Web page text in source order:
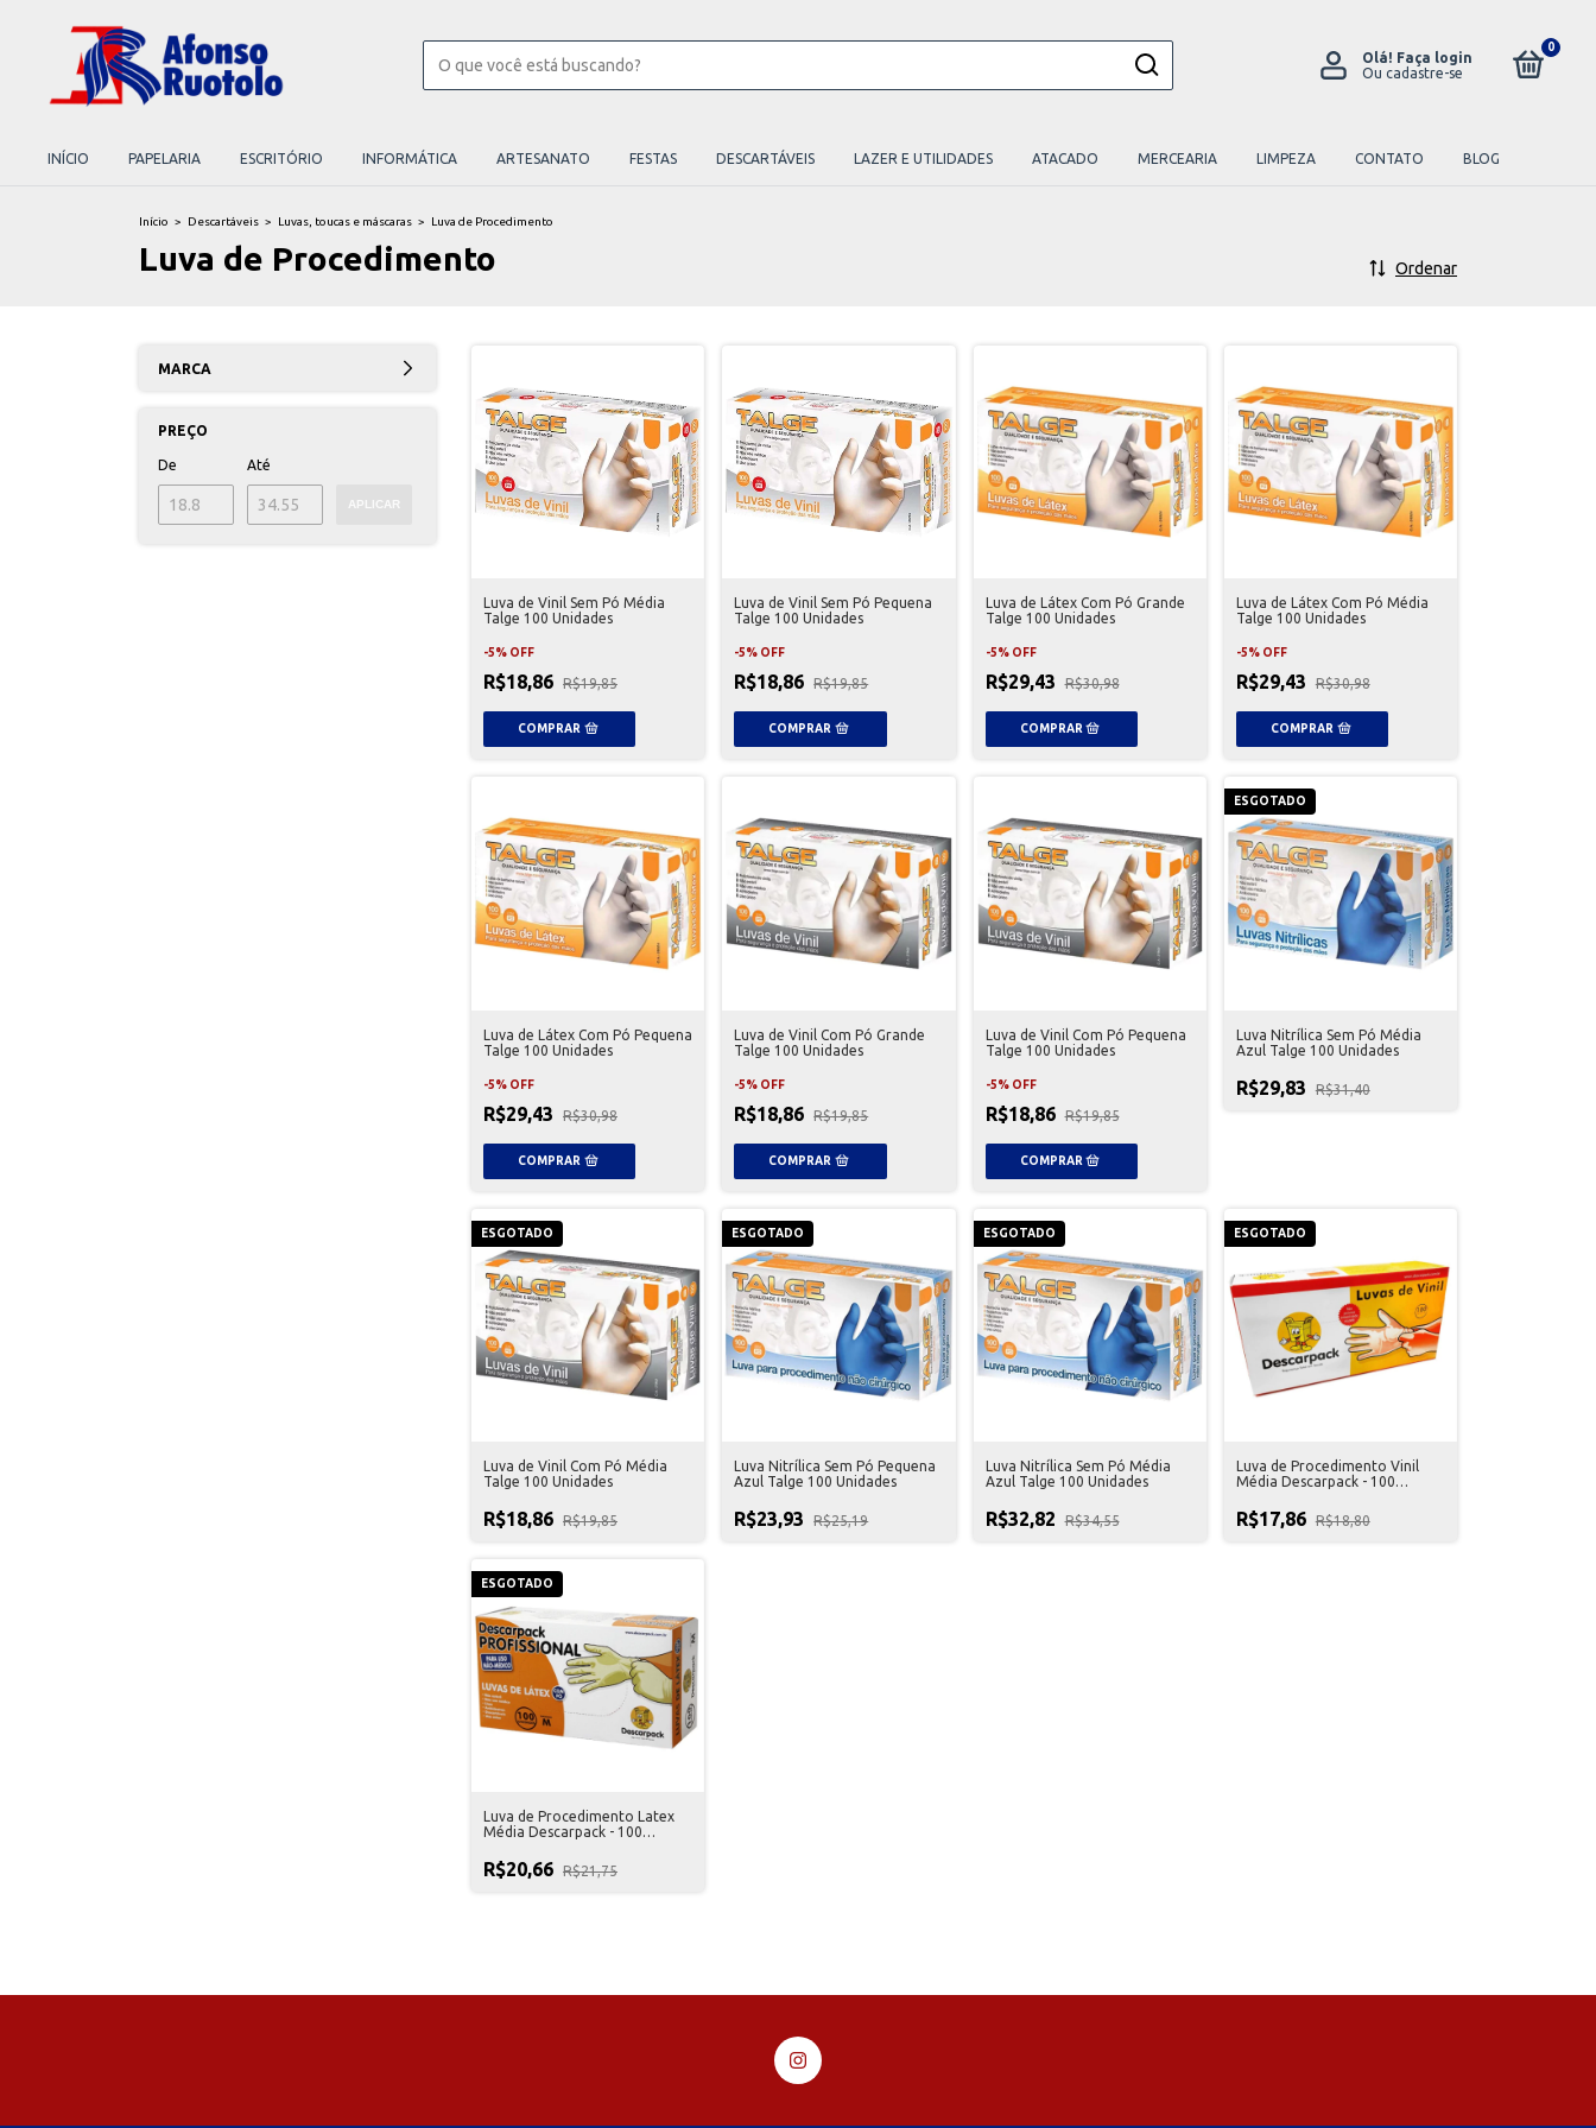
Olá! Faça login
Ou cadastre-se
0
INÍCIO PAPELARIA ESCRITÓRIO INFORMÁTICA ARTESANATO FESTAS DESCARTÁVEIS LAZER E UTILIDADES ATACADO MERCEARIA LIMPEZA CONTATO BLOG
Início > Descartáveis > Luvas, toucas e máscaras > Luva de Procedimento
Luva de Procedimento Ordenar
MARCA
PREÇO
De Até
APLICAR
Luva de Vinil Sem Pó Média
Talge 100 Unidades
-5% OFF
R$18,86 R$19,85
Luva de Vinil Sem Pó Pequena
Talge 100 Unidades
-5% OFF
R$18,86 R$19,85
Luva de Látex Com Pó Grande
Talge 100 Unidades
-5% OFF
R$29,43 R$30,98
Luva de Látex Com Pó Média
Talge 100 Unidades
-5% OFF
R$29,43 R$30,98
Luva de Látex Com Pó Pequena
Talge 100 Unidades
-5% OFF
R$29,43 R$30,98
Luva de Vinil Com Pó Grande
Talge 100 Unidades
-5% OFF
R$18,86 R$19,85
Luva de Vinil Com Pó Pequena
Talge 100 Unidades
-5% OFF
R$18,86 R$19,85
ESGOTADO
Luva Nitrílica Sem Pó Média
Azul Talge 100 Unidades
R$29,83 R$31,40
ESGOTADO
Luva de Vinil Com Pó Média
Talge 100 Unidades
R$18,86 R$19,85
ESGOTADO
Luva Nitrílica Sem Pó Pequena
Azul Talge 100 Unidades
R$23,93 R$25,19
ESGOTADO
Luva Nitrílica Sem Pó Média
Azul Talge 100 Unidades
R$32,82 R$34,55
ESGOTADO
Luva de Procedimento Vinil
Média Descarpack - 100
R$17,86 R$18,80
ESGOTADO
Luva de Procedimento Latex
Média Descarpack - 100
R$20,66 R$21,75